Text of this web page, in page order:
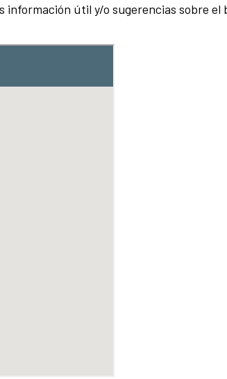
información útil y/o sugerencias sobre el